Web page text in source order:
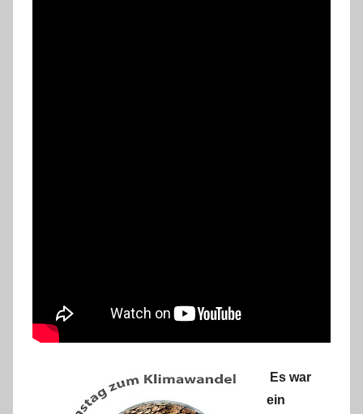
Es war
ein